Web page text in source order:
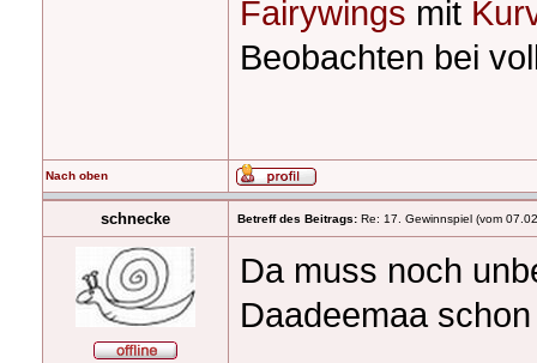
Fairywings mit
Beobachten bei
Nach oben
schnecke Betreff des Beitrags: Re: 17. Gewinnspiel (vom
Da muss noch
Daadeemaa